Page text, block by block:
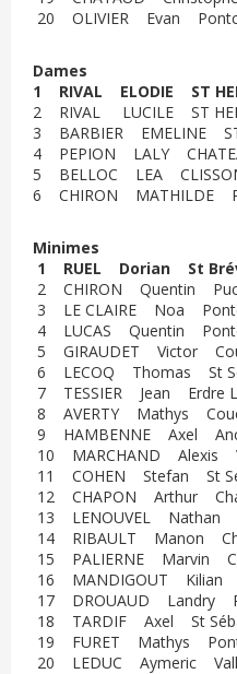
20 OLIVIER Evan
Dames
1 RIVAL ELODIE ST
2 RIVAL LUCILE ST
3 BARBIER EMELINE ST
4 PEPION LALY
5 BELLOC LEA
6 CHIRON MATHILDE
Minimes
1 RUEL Dorian St
2 CHIRON Quentin
3 LE CLAIRE Noa
4 LUCAS Quentin
5 GIRAUDET Victor
6 LECOQ Thomas St
7 TESSIER Jean Erdre
8 AVERTY Mathys
9 HAMBENNE Axel
10 MARCHAND Alexis
11 COHEN Stefan St
12 CHAPON Arthur
13 LENOUVEL Nathan
14 RIBAULT Manon
15 PALIERNE Marvin
16 MANDIGOUT Kilian
17 DROUAUD Landry
18 TARDIF Axel St
19 FURET Mathys
20 LEDUC Aymeric